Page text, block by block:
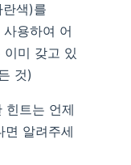
색)를
용하여 어
미 갖고 있
것)
힌트는 언제
면 알려주세